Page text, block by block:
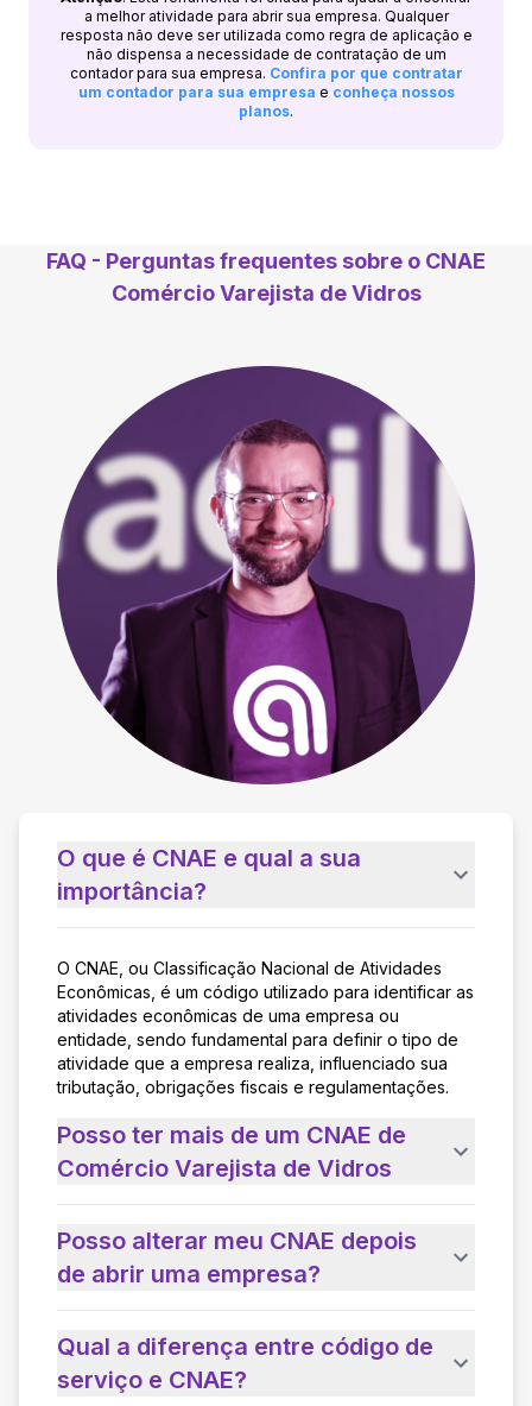
a melhor atividade para abrir sua empresa. Qualquer
resposta não deve ser utilizada como regra de aplicação e
não dispensa a necessidade de contratação de um
contador para sua empresa. Confira por que contratar
um contador para sua empresa e conheça nossos
planos.
FAQ - Perguntas frequentes sobre o CNAE
Comércio Varejista de Vidros
O que é CNAE e qual a sua
importância?
O CNAE, ou Classificação Nacional de Atividades
Econômicas, é um código utilizado para identificar as
atividades econômicas de uma empresa ou
entidade, sendo fundamental para definir o tipo de
atividade que a empresa realiza, influenciado sua
tributação, obrigações fiscais e regulamentações.
Posso ter mais de um CNAE de
Comércio Varejista de Vidros
Posso alterar meu CNAE depois
de abrir uma empresa?
Qual a diferença entre código de
serviço e CNAE?